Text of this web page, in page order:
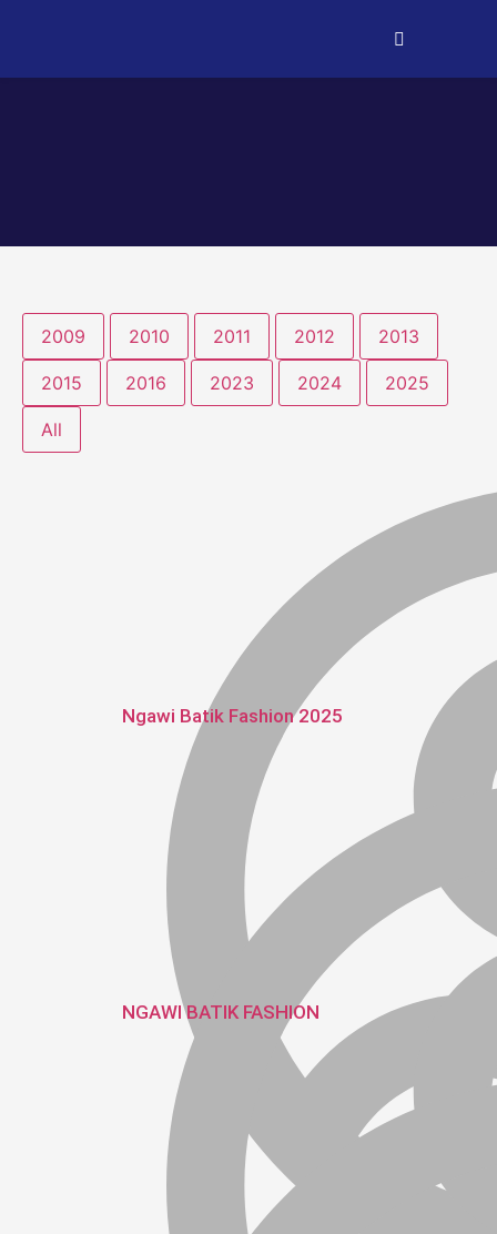
2009 2010 2011 2012 2013
2015 2016 2023 2024 2025
All
Ngawi Batik Fashion 2025
NGAWI BATIK FASHION